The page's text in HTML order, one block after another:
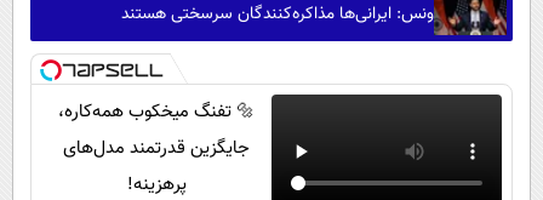
ونس: ایرانی‌ها مذاکره‌کنندگان سرسختی هستند
🔩 تفنگ میخکوب همه‌کاره،
جایگزین قدرتمند مدل‌های
پرهزینه!